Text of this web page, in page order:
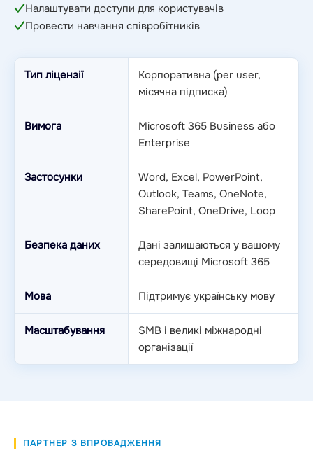
Налаштувати доступи для користувачів
Провести навчання співробітників
Тип ліцензії
Корпоративна (per user,
місячна підписка)
Вимога
Microsoft 365 Business або
Enterprise
Застосунки
Word, Excel, PowerPoint,
Outlook, Teams, OneNote,
SharePoint, OneDrive, Loop
Безпека даних
Дані залишаються у вашому
середовищі Microsoft 365
Мова Підтримує українську мову
Масштабування
SMB і великі міжнародні
організації
ПАРТНЕР З ВПРОВАДЖЕННЯ